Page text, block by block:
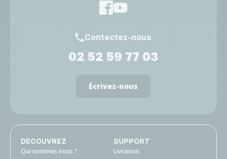
Contactez-nous
02 52 59 77 03
Écrivez-nous
DECOUVREZ
Qui sommes nous ?
SUPPORT
Livraison